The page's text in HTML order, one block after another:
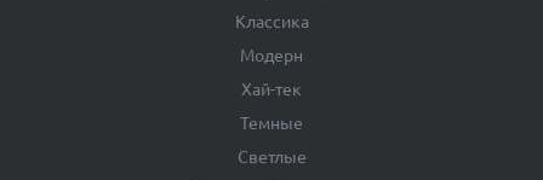
Классика
Модерн
Хай-тек
Темные
Светлые